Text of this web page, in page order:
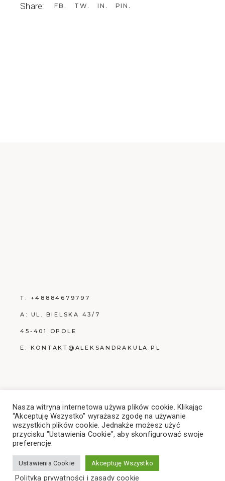
Share: FB TW IN PIN
T: +48884679797
A: UL. BIELSKA 43/7
45-401 OPOLE
E: KONTAKT@ALEKSANDRAKULA.PL
© 2021 QODE INTERACTIVE
Nasza witryna internetowa używa plików cookie. Klikając
“Akceptuję Wszystko” wyrażasz zgodę na używanie
wszystkich plików cookie. Jednakże możesz użyć
przycisku "Ustawienia Cookie", aby skonfigurować swoje
preferencje.
Ustawienia Cookie Akceptuję Wszystko
Polityka prywatności i zasady cookie